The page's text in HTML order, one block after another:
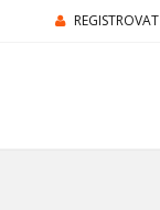
REGISTROVAT